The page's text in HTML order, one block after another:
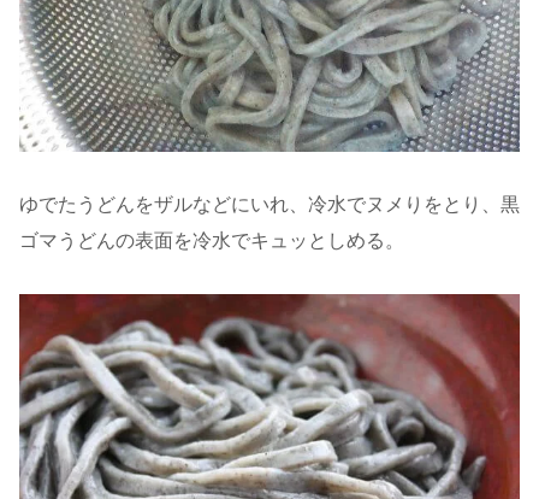
ゆでたうどんをザルなどにいれ、冷水でヌメりをとり、黒
ゴマうどんの表面を冷水でキュッとしめる。